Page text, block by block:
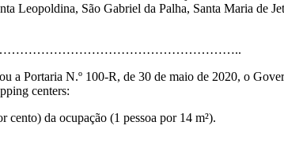
Leopoldina, São Gabriel da Palha, Santa Maria de
a Portaria N.º 100-R, de 30 de maio de 2020, o
centers:
da ocupação (1 pessoa por 14 m²).